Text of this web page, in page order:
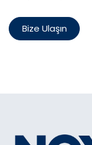
Bize Ulaşın